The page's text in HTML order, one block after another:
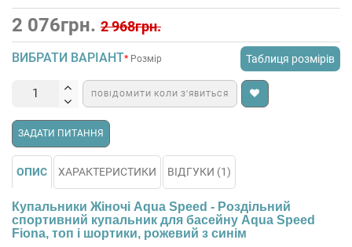
2 076грн. 2 968грн.
ВИБРАТИ ВАРІАНТ Таблиця розмірів
Розмір
ПОВІДОМИТИ КОЛИ З’ЯВИТЬСЯ
ЗАДАТИ ПИТАННЯ
ОПИС ХАРАКТЕРИСТИКИ ВІДГУКИ (1)
Купальники Жіночі Aqua Speed - Роздільний
спортивний купальник для басейну Aqua Speed
Fiona, топ і шортики, рожевий з синім